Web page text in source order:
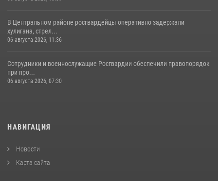
В Центральном районе росгвардейцы оперативно задержали
хулигана, стрел...
06 августа 2026, 11:36
Сотрудники и военнослужащие Росгвардии обеспечили правопорядок
при про...
06 августа 2026, 07:30
НАВИГАЦИЯ
Новости
Карта сайта